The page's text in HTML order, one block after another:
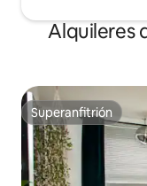
Alquileres
Superanfitrión
Superanfitrión